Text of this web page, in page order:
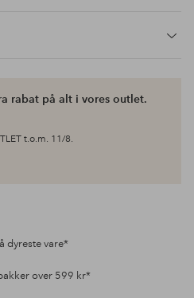
rabat på alt i vores outlet.
t.o.m. 11/8.
dyreste vare*
over 599 kr*